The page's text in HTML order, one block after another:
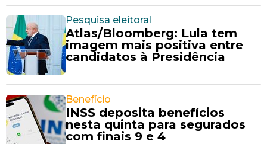
Pesquisa eleitoral
Atlas/Bloomberg: Lula tem
imagem mais positiva entre
candidatos à Presidência
Benefício
INSS deposita benefícios
nesta quinta para segurados
com finais 9 e 4